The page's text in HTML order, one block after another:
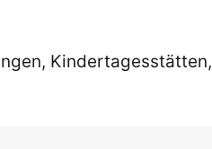
Kindertagesstätten,